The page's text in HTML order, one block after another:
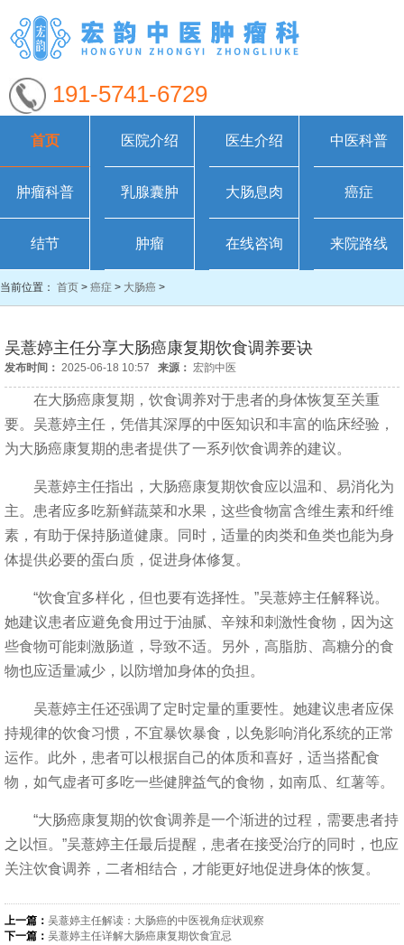
191-5741-6729
首页 医院介绍 医生介绍 中医科普
肿瘤科普 乳腺囊肿 大肠息肉 癌症
结节 肿瘤 在线咨询 来院路线
当前位置： 首页 > 癌症 > 大肠癌 >
吴薏婷主任分享大肠癌康复期饮食调养要诀
发布时间： 2025-06-18 10:57 来源： 宏韵中医
在大肠癌康复期，饮食调养对于患者的身体恢复至关重
要。吴薏婷主任，凭借其深厚的中医知识和丰富的临床经验，
为大肠癌康复期的患者提供了一系列饮食调养的建议。
吴薏婷主任指出，大肠癌康复期饮食应以温和、易消化为
主。患者应多吃新鲜蔬菜和水果，这些食物富含维生素和纤维
素，有助于保持肠道健康。同时，适量的肉类和鱼类也能为身
体提供必要的蛋白质，促进身体修复。
“饮食宜多样化，但也要有选择性。”吴薏婷主任解释说。
她建议患者应避免食用过于油腻、辛辣和刺激性食物，因为这
些食物可能刺激肠道，导致不适。另外，高脂肪、高糖分的食
物也应适量减少，以防增加身体的负担。
吴薏婷主任还强调了定时定量的重要性。她建议患者应保
持规律的饮食习惯，不宜暴饮暴食，以免影响消化系统的正常
运作。此外，患者可以根据自己的体质和喜好，适当搭配食
物，如气虚者可多吃一些健脾益气的食物，如南瓜、红薯等。
“大肠癌康复期的饮食调养是一个渐进的过程，需要患者持
之以恒。”吴薏婷主任最后提醒，患者在接受治疗的同时，也应
关注饮食调养，二者相结合，才能更好地促进身体的恢复。
上一篇： 吴薏婷主任解读：大肠癌的中医视角症状观察
下一篇： 吴薏婷主任详解大肠癌康复期饮食宜忌